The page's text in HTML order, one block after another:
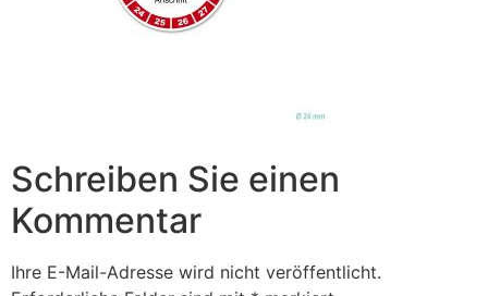
Schreiben Sie einen
Kommentar
Ihre E-Mail-Adresse wird nicht veröffentlicht.